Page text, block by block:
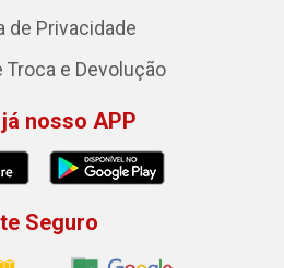
de Privacidade
Troca e Devolução
nosso APP
Seguro